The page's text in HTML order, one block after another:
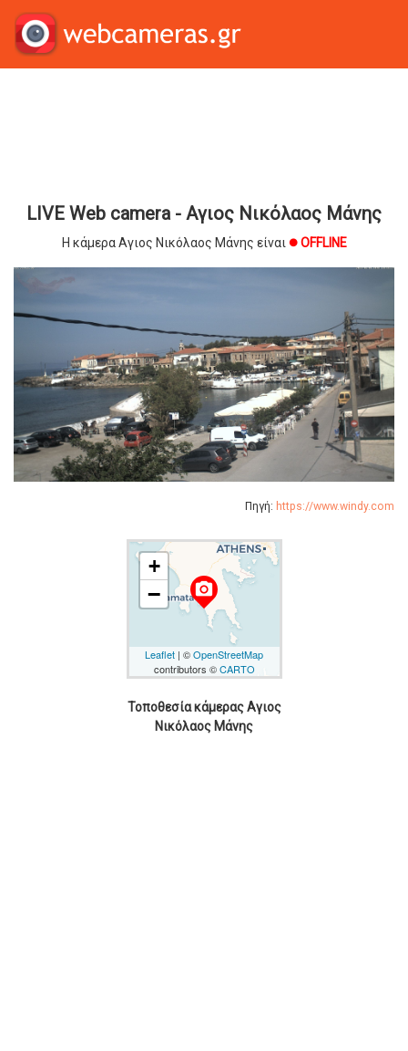
LIVE Web camera - Αγιος Νικόλαος Μάνης
Η κάμερα Αγιος Νικόλαος Μάνης είναι brightness_1 OFFLINE
Πηγή: https://www.windy.com
camera_alt
+
−
Leaflet | ©OpenStreetMap
contributors ©CARTO
Τοποθεσία κάμερας Αγιος
Νικόλαος Μάνης